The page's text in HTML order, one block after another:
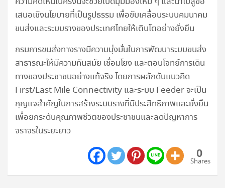
เสนอเชิงนโยบายที่เป็นรูปธรรม เพื่อขับเคลื่อนระบบคมนาคม
ขนส่งและระบบรางของประเทศไทยให้เติบโตอย่างยั่งยืน
กรมการขนส่งทางรางมีความมุ่งมั่นในการพัฒนาระบบขนส่ง
สาธารณะให้มีความทันสมัย เชื่อมโยง และตอบโจทย์การเดิน
ทางของประชาชนอย่างแท้จริง โดยการผลักดันแนวคิด
First/Last Mile Connectivity และระบบ Feeder จะเป็น
กุญแจสำคัญในการสร้างระบบรางที่มีประสิทธิภาพและยั่งยืน
เพื่อยกระดับคุณภาพชีวิตของประชาชนและลดปัญหาการ
จราจรในระยะยาว
0
Shares